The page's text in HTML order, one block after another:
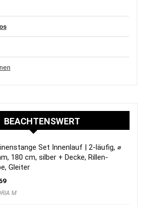
BEACHTENSWERT
Set Innenlauf | 2-läufig, ⌀
180 cm, silber + Decke, Rillen-
Gleiter
M